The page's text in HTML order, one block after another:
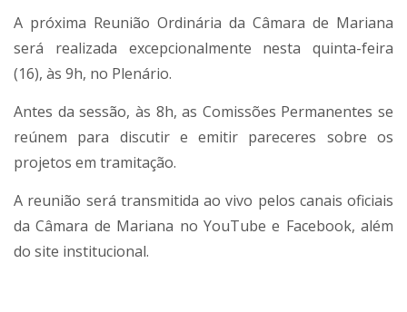
A próxima Reunião Ordinária da Câmara de Mariana
será realizada excepcionalmente nesta quinta-feira
(16), às 9h, no Plenário.
Antes da sessão, às 8h, as Comissões Permanentes se
reúnem para discutir e emitir pareceres sobre os
projetos em tramitação.
A reunião será transmitida ao vivo pelos canais oficiais
da Câmara de Mariana no YouTube e Facebook, além
do site institucional.